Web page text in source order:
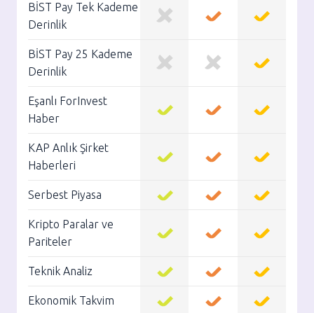
BİST Pay Tek Kademe
Derinlik
BİST Pay 25 Kademe
Derinlik
Eşanlı ForInvest
Haber
KAP Anlık Şirket
Haberleri
Serbest Piyasa
Kripto Paralar ve
Pariteler
Teknik Analiz
Ekonomik Takvim